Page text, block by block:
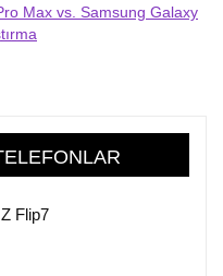
Max vs. Samsung Galaxy
Flip7